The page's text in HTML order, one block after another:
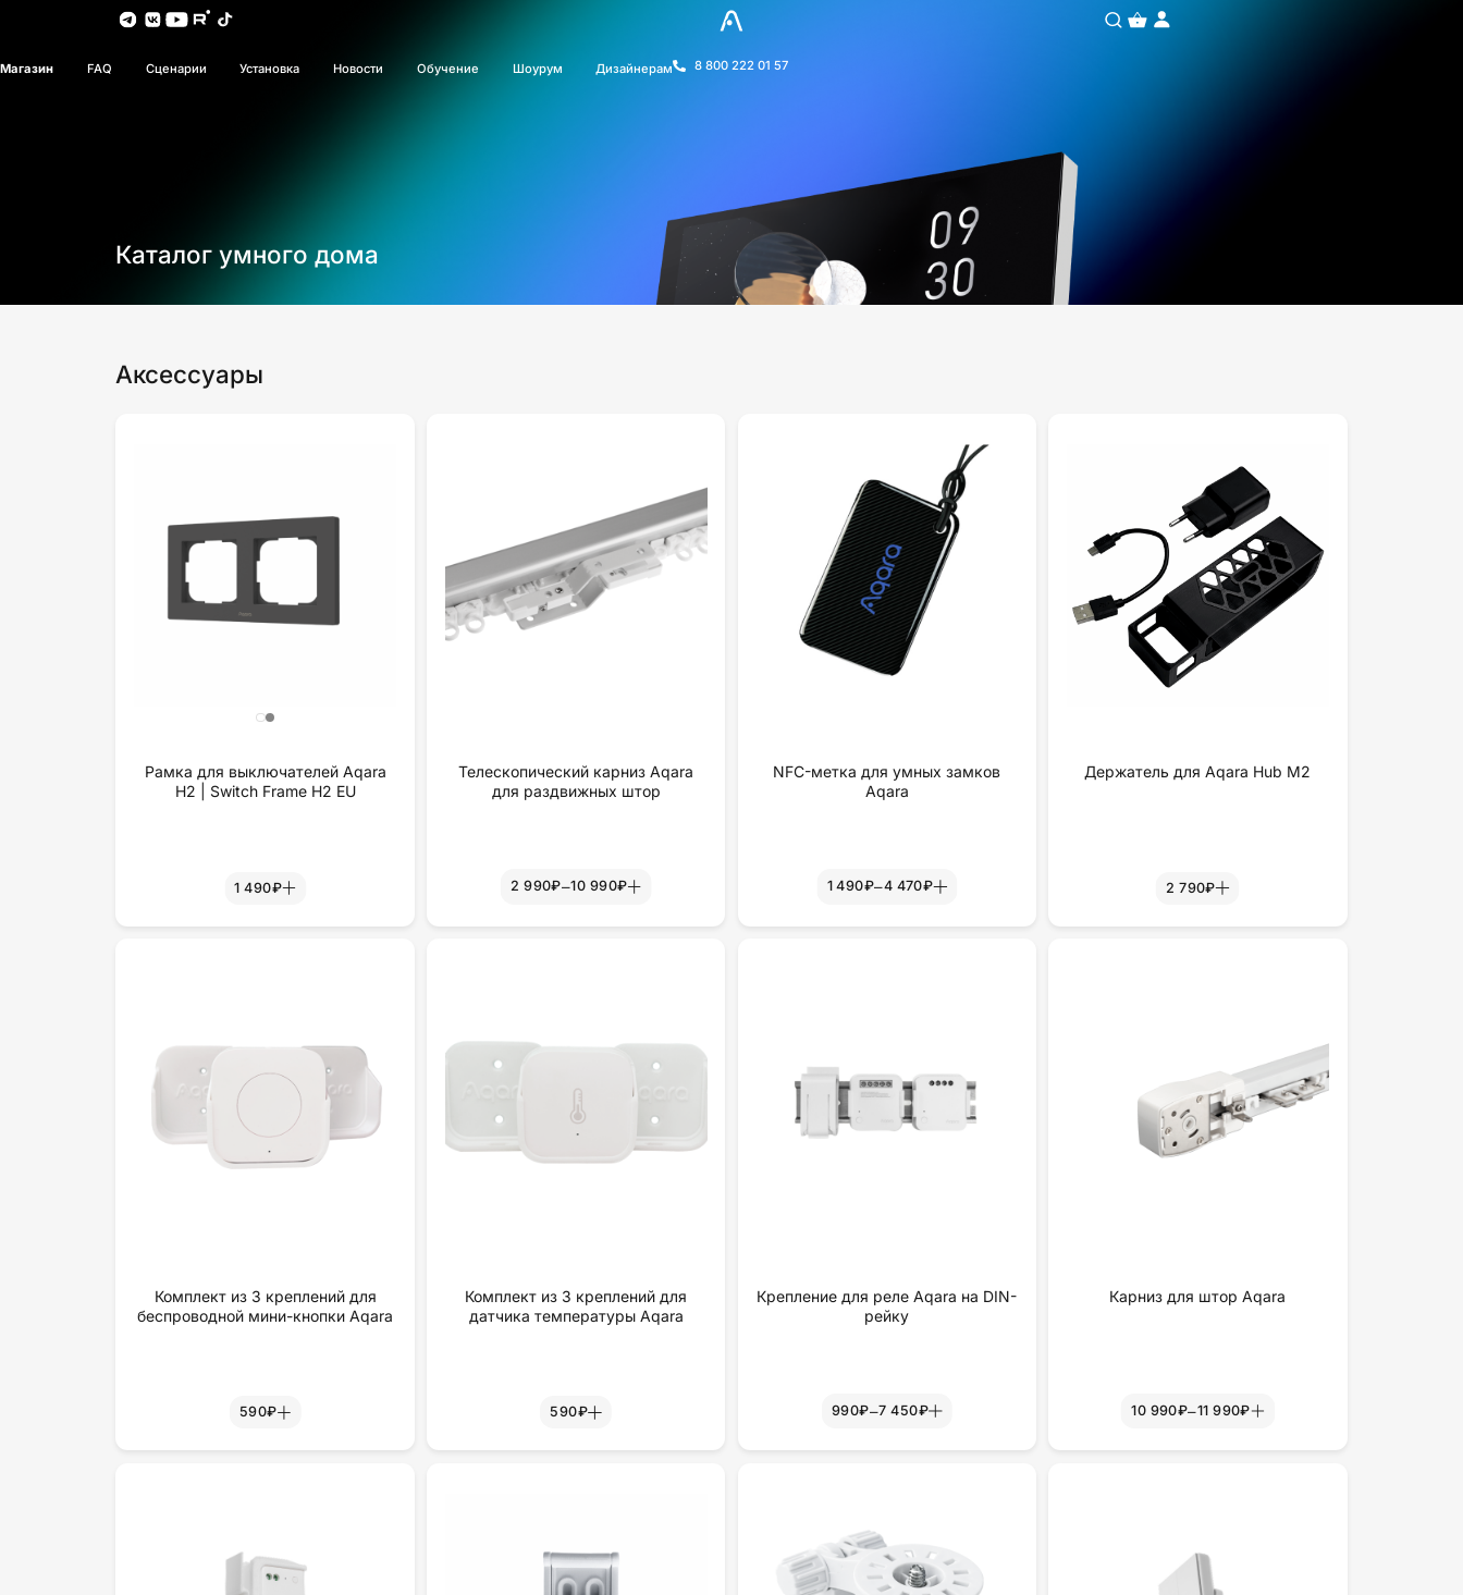
Магазин FAQ Сценарии Установка Новости Обучение Шоурум Дизайнерам 8 800 222 01 57
Каталог умного дома
Аксессуары
Рамка для выключателей Aqara
H2 | Switch Frame H2 EU
1 490₽
Телескопический карниз Aqara
для раздвижных штор
2 990₽–10 990₽
NFC-метка для умных замков
Aqara
1 490₽–4 470₽
Держатель для Aqara Hub M2
2 790₽
Комплект из 3 креплений для
беспроводной мини-кнопки Aqara
590₽
Комплект из 3 креплений для
датчика температуры Aqara
590₽
Крепление для реле Aqara на DIN-
рейку
990₽–7 450₽
Карниз для штор Aqara
10 990₽–11 990₽